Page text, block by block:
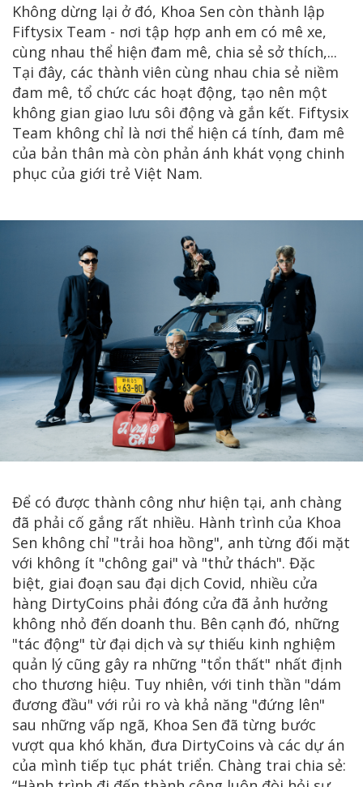
Không dừng lại ở đó, Khoa Sen còn thành lập
Fiftysix Team - nơi tập hợp anh em có mê xe,
cùng nhau thể hiện đam mê, chia sẻ sở thích,...
Tại đây, các thành viên cùng nhau chia sẻ niềm
đam mê, tổ chức các hoạt động, tạo nên một
không gian giao lưu sôi động và gắn kết. Fiftysix
Team không chỉ là nơi thể hiện cá tính, đam mê
của bản thân mà còn phản ánh khát vọng chinh
phục của giới trẻ Việt Nam.
Để có được thành công như hiện tại, anh chàng
đã phải cố gắng rất nhiều. Hành trình của Khoa
Sen không chỉ "trải hoa hồng", anh từng đối mặt
với không ít "chông gai" và "thử thách". Đặc
biệt, giai đoạn sau đại dịch Covid, nhiều cửa
hàng DirtyCoins phải đóng cửa đã ảnh hưởng
không nhỏ đến doanh thu. Bên cạnh đó, những
"tác động" từ đại dịch và sự thiếu kinh nghiệm
quản lý cũng gây ra những "tổn thất" nhất định
cho thương hiệu. Tuy nhiên, với tinh thần "dám
đương đầu" với rủi ro và khả năng "đứng lên"
sau những vấp ngã, Khoa Sen đã từng bước
vượt qua khó khăn, đưa DirtyCoins và các dự án
của mình tiếp tục phát triển. Chàng trai chia sẻ: